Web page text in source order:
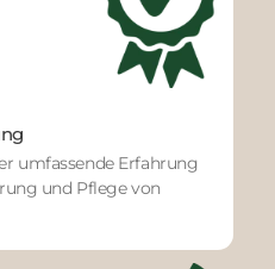
umfassende Erfahrung
und Pflege von